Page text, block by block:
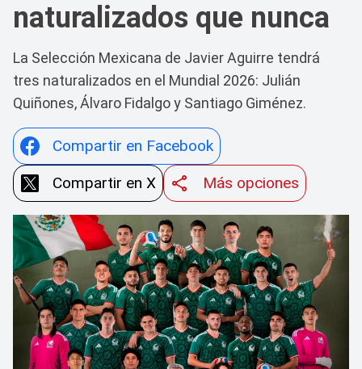
naturalizados que nunca
La Selección Mexicana de Javier Aguirre tendrá
tres naturalizados en el Mundial 2026: Julián
Quiñones, Álvaro Fidalgo y Santiago Giménez.
Compartir en Facebook
Compartir en X
Más opciones